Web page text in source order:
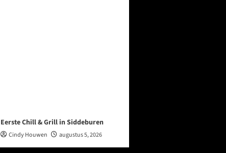
Eerste Chill & Grill in Siddeburen
Cindy Houwen augustus 5, 2026